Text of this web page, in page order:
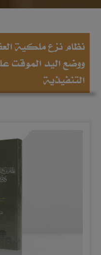
نظام نزع ملكية
ووضع اليد الموقت
التنفيذية